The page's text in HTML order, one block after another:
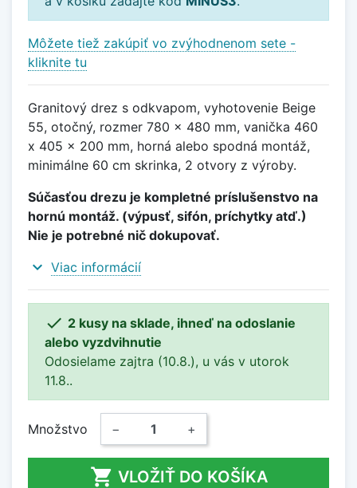
Môžete tiež zakúpiť vo zvýhodnenom sete -
kliknite tu
Granitový drez s odkvapom, vyhotovenie Beige
55, otočný, rozmer 780 x 480 mm, vanička 460
x 405 x 200 mm, horná alebo spodná montáž,
minimálne 60 cm skrinka, 2 otvory z výroby.
Súčasťou drezu je kompletné príslušenstvo na
hornú montáž. (výpusť, sifón, príchytky atď.)
Nie je potrebné nič dokupovať.
expand_more Viac informácií
 2 kusy na sklade, ihneď na odoslanie
alebo vyzdvihnutie
Odosielame zajtra (10.8.), u vás v utorok
11.8..
Množstvo − +
 VLOŽIŤ DO KOŠÍKA